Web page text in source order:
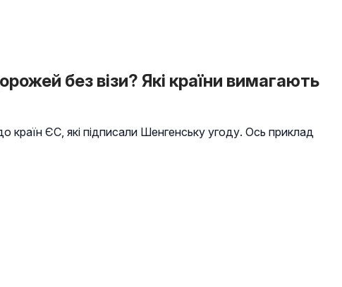
без візи? Які країни вимагають
країн ЄС, які підписали Шенгенську угоду. Ось приклад